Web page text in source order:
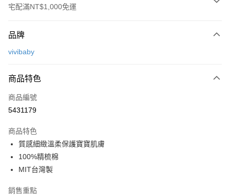
宅配滿NT$1,000免運
信用卡一次付款
街口支付
悠遊付
運送方式
基本宅配
每筆NT$150，滿NT$1,000(含以上)免運費
品牌
vivibaby
商品特色
商品編號
5431179
商品特色
質感細緻溫柔保護寶寶肌膚
100%精梳棉
MIT台灣製
銷售重點